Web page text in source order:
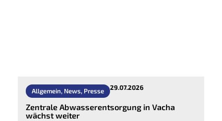
Allgemein, News, Presse 29.07.2026
Zentrale Abwasserentsorgung in Vacha
wächst weiter